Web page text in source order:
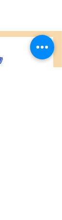
au 13 juin
payé par